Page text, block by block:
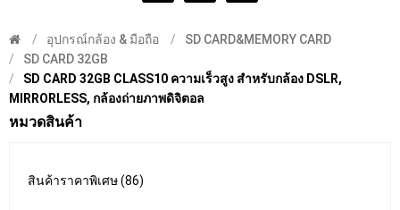
อุปกรณ์กล้อง & มือถือ
SD CARD&MEMORY CARD
SD CARD 32GB
SD CARD 32GB CLASS10 ความเร็วสูง สำหรับกล้อง DSLR,
MIRRORLESS, กล้องถ่ายภาพดิจิตอล
หมวดสินค้า
สินค้าราคาพิเศษ (86)